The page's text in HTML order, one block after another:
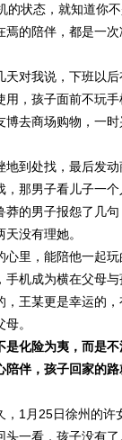
焉的陪伴，都是一次
天对我说，下班以
，孩子面前不玩手
博去商场购物，一
地到处找，最后发
，那男子看儿子一
莽的男子报怨了几
没有理她。
心里，能陪他一起
手机成为横在父母与
，王某更是幸运的
。
是化险为夷，而是不
陪伴，孩子回家的路
，1月25日徐州的许
头一看，孩子没有